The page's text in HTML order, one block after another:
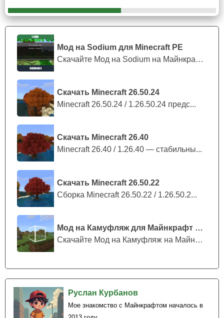
Мод на Sodium для Minecraft PE
Скачайте Мод на Sodium на Майнкрафт П...
Скачать Minecraft 26.50.24
Minecraft 26.50.24 / 1.26.50.24 предс...
Скачать Minecraft 26.40
Minecraft 26.40 / 1.26.40 — стабильны...
Скачать Minecraft 26.50.22
Сборка Minecraft 26.50.22 / 1.26.50.2...
Мод на Камуфляж для Майнкрафт ПЕ
Скачайте Мод на Камуфляж на Майнкрафт...
Руслан Курбанов
Мое знакомство с Майнкрафтом началось в
Следует отметить, чтоесли приглядеться к персонажу
внимательно, можно отметить что этот герой из
Поппи Плейтайм идеально повторяет свой
оригинала.Включая, конечно, свою знаменитую
страшную улыбку.
Призыв персонажа
Чтобы вызвать высокого моба из Poppy Playtime в мир
Майнкрафт ПЕ, игрокам нужно использовать яйцо в
инвентаре. Так как персонаж замещает эндермена в
пиксельном мире, их поведение будет перекликаться.
Игроки могут сформировать
игрушекиз популярного хоррора и наслаждаться игрой с
друзьями. Для того чтобы текстуры героев появились в
Minecraft PE, важно предварительно активировать
экспериментальный режим в настройках игры.